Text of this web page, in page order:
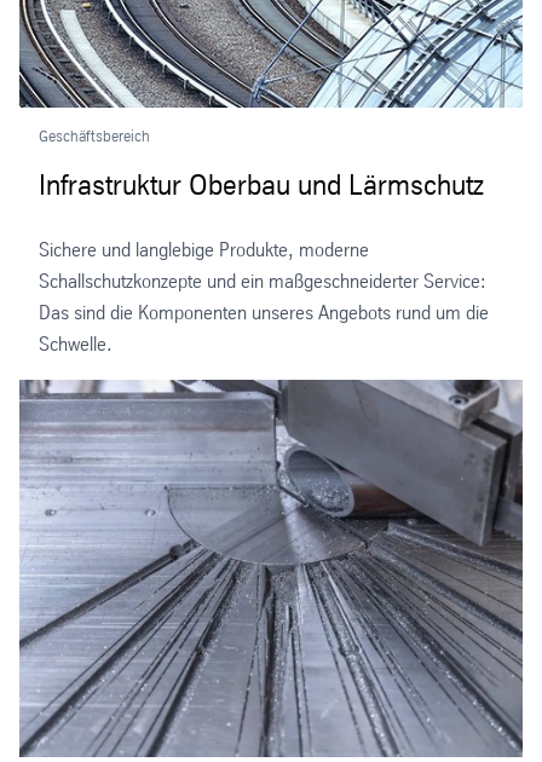
Geschäftsbereich
Infrastruktur Oberbau und Lärmschutz
Sichere und langlebige Produkte, moderne
Schallschutzkonzepte und ein maßgeschneiderter Service:
Das sind die Komponenten unseres Angebots rund um die
Schwelle.